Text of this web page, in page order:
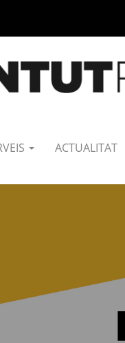
ACTUALITAT